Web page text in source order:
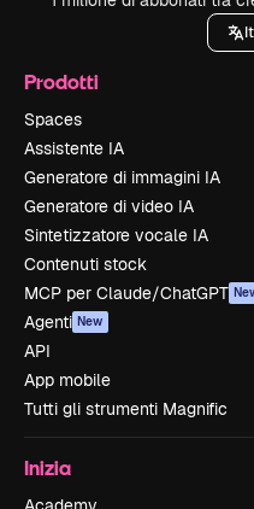
Prodotti
Spaces
Assistente IA
Generatore di immagini IA
Generatore di video IA
Sintetizzatore vocale IA
Contenuti stock
MCP per Claude/ChatGPT
Agenti New
API
App mobile
Tutti gli strumenti Magnific
Inizia